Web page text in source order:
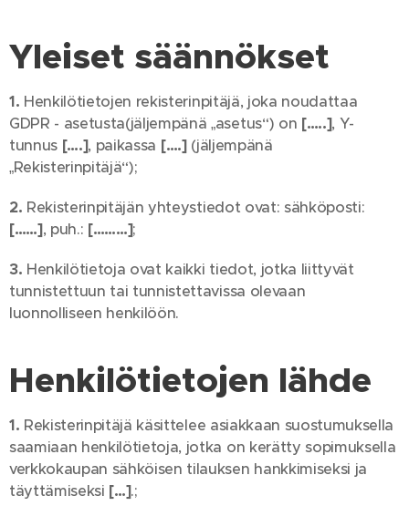
Yleiset säännökset
1. Henkilötietojen rekisterinpitäjä, joka noudattaa
GDPR - asetusta(jäljempänä „asetus“) on […..], Y-
tunnus [….], paikassa [….](jäljempänä
„Rekisterinpitäjä“);
2. Rekisterinpitäjän yhteystiedot ovat: sähköposti:
[……], puh.: [………];
3. Henkilötietoja ovat kaikki tiedot, jotka liittyvät
tunnistettuun tai tunnistettavissa olevaan
luonnolliseen henkilöön.
Henkilötietojen lähde
1. Rekisterinpitäjä käsittelee asiakkaan suostumuksella
saamiaan henkilötietoja, jotka on kerätty sopimuksella
verkkokaupan sähköisen tilauksen hankkimiseksi ja
täyttämiseksi […].;